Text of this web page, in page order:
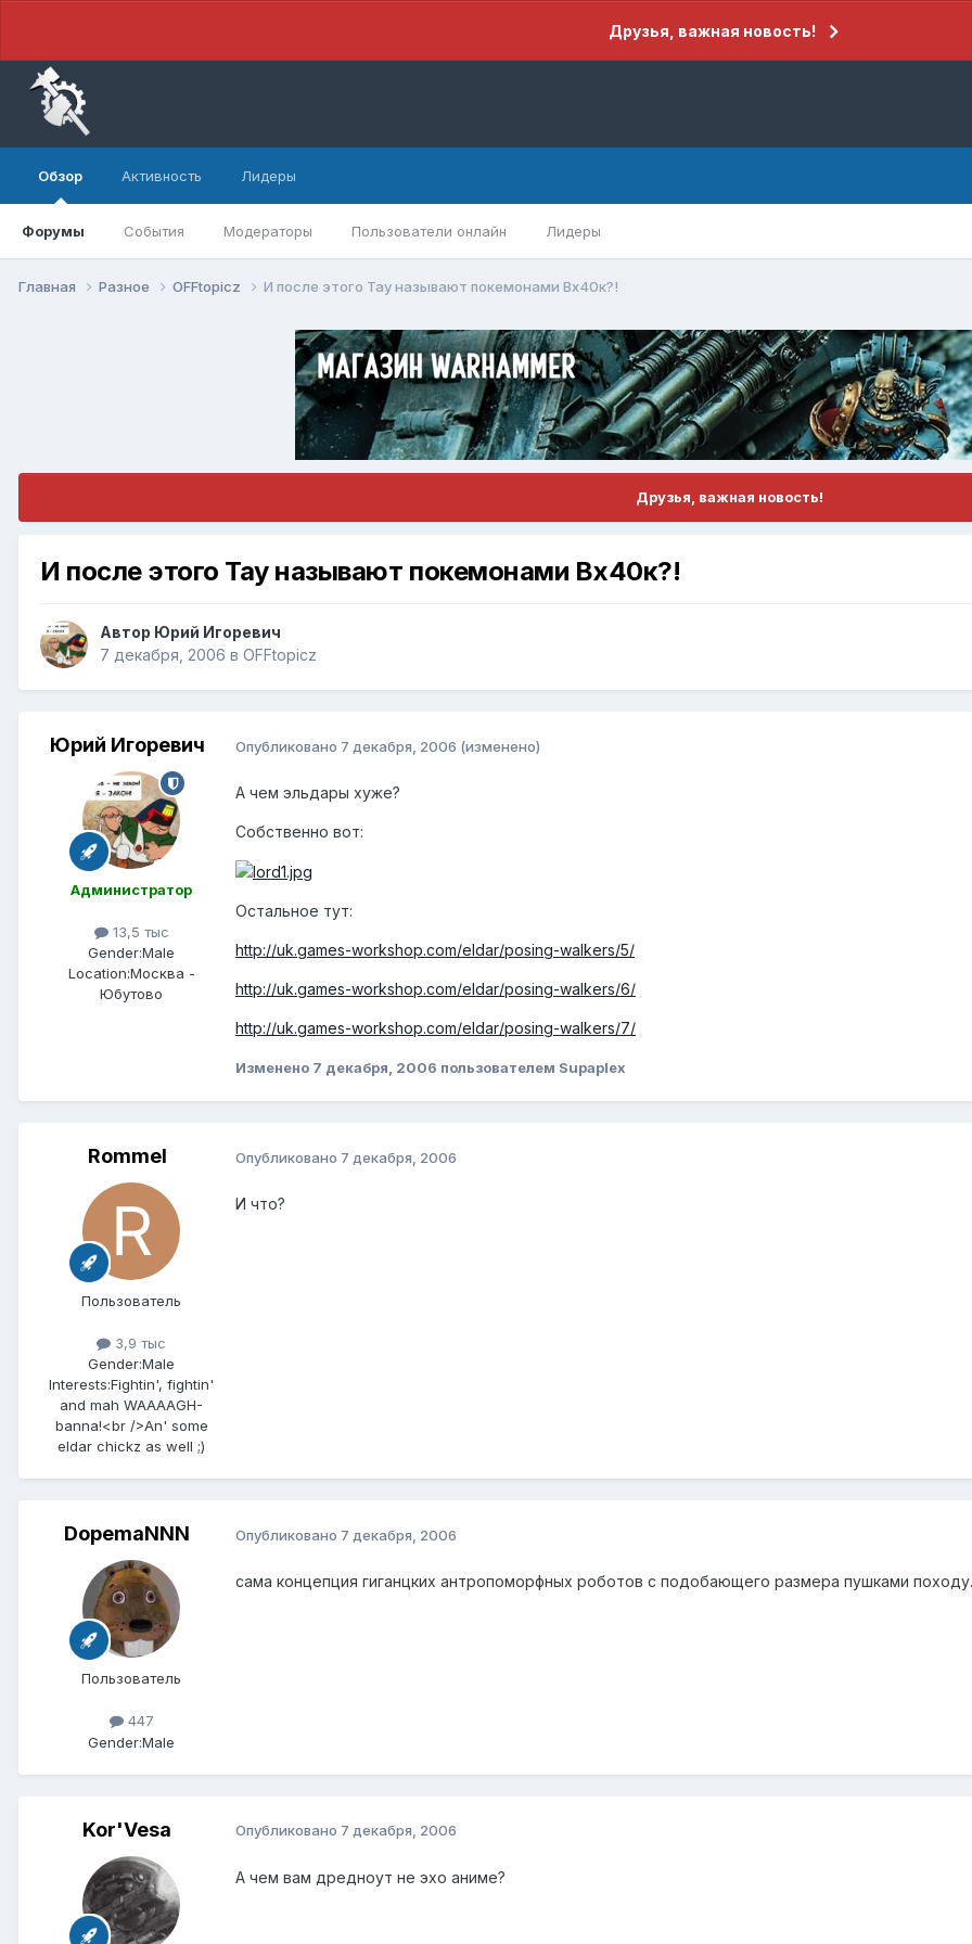
Друзья, важная новость!
Обзор
Форумы События Модераторы Пользователи онлайн Лидеры
Активность Лидеры
Главная Разное OFFtopicz И после этого Тау называют покемонами Вх40к?!
Друзья, важная новость!
И после этого Тау называют покемонами Вх40к?!
Автор Юрий Игоревич
7 декабря, 2006 в OFFtopicz
Юрий Игоревич
Администратор
13,5 тыс
Gender:Male
Location:Москва -
Юбутово
Опубликовано 7 декабря, 2006 (изменено)
А чем эльдары хуже?
Собственно вот:
Остальное тут:
http://uk.games-workshop.com/eldar/posing-walkers/5/
http://uk.games-workshop.com/eldar/posing-walkers/6/
http://uk.games-workshop.com/eldar/posing-walkers/7/
Изменено 7 декабря, 2006 пользователем Supaplex
Rommel
Пользователь
3,9 тыс
Gender:Male
Interests:Fightin', fightin'
and mah WAAAAGH-
banna!<br />An' some
eldar chickz as well ;)
Опубликовано 7 декабря, 2006
И что?
DopemaNNN
Пользователь
447
Gender:Male
Опубликовано 7 декабря, 2006
сама концепция гиганцких антропоморфных роботов с подобающего размера пушками
Kor'Vesa Опубликовано 7 декабря, 2006
А чем вам дредноут не эхо аниме?